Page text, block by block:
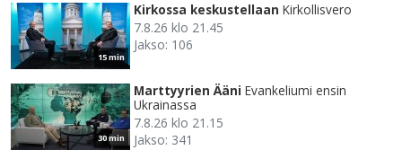
15 min
Kirkossa keskustellaan Kirkollisvero
7.8.26 klo 21.45
Jakso: 106
30 min
Marttyyrien Ääni Evankeliumi ensin
Ukrainassa
7.8.26 klo 21.15
Jakso: 341